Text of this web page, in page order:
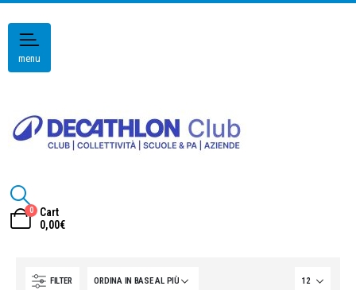
menu
0
Cart
0,00€
FILTER